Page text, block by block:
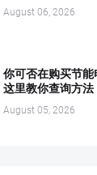
August 06, 2026
你可否在购买节能
这里教你查询方法
August 05, 2026